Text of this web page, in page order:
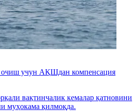
очиш учун АҚШдан компенсация
вақтинчалик кемалар қатновини
муҳокама қилмоқда.